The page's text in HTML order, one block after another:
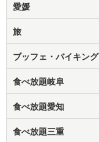
愛媛
旅
ブッフェ・バイキング
食べ放題岐阜
食べ放題愛知
食べ放題三重